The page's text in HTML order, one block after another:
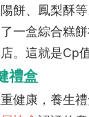
餅、鳳梨酥
一盒綜合糕
。這就是Cp
禮盒
健康，養生